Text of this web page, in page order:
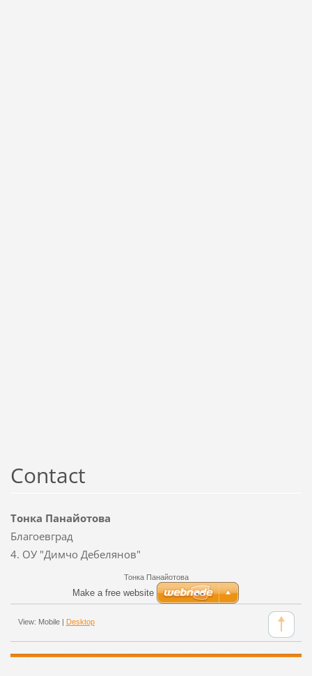
Contact
Тонка Панайотова
Благоевград
4. ОУ "Димчо Дебелянов"
Тонка Панайотова
Make a free website
View: Mobile| Desktop